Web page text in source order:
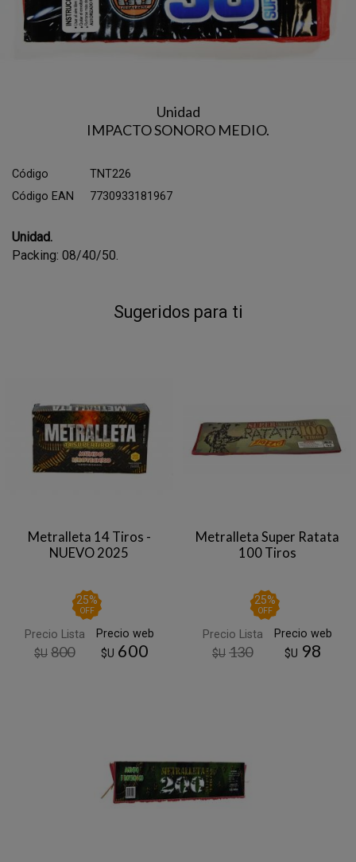
Unidad
IMPACTO SONORO MEDIO.
Código
TNT226
Código EAN
7730933181967
Unidad.
Packing: 08/40/50.
Sugeridos para ti
Metralleta 14 Tiros -
NUEVO 2025
25%
OFF
Precio Lista
$U 800
Precio web
$U 600
Metralleta Super Ratata
100 Tiros
25%
OFF
Precio Lista
$U 130
Precio web
$U 98